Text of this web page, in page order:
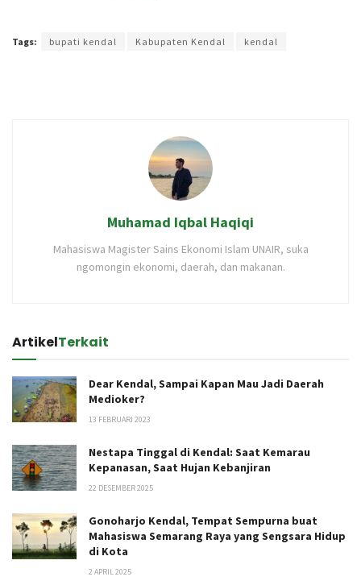
Tags: bupati kendal Kabupaten Kendal kendal
Muhamad Iqbal Haqiqi
Mahasiswa Magister Sains Ekonomi Islam UNAIR, suka
ngomongin ekonomi, daerah, dan makanan.
ArtikelTerkait
Dear Kendal, Sampai Kapan Mau Jadi Daerah
Medioker?
13 FEBRUARI 2023
Nestapa Tinggal di Kendal: Saat Kemarau
Kepanasan, Saat Hujan Kebanjiran
22 DESEMBER 2025
Gonoharjo Kendal, Tempat Sempurna buat
Mahasiswa Semarang Raya yang Sengsara Hidup
di Kota
2 APRIL 2025